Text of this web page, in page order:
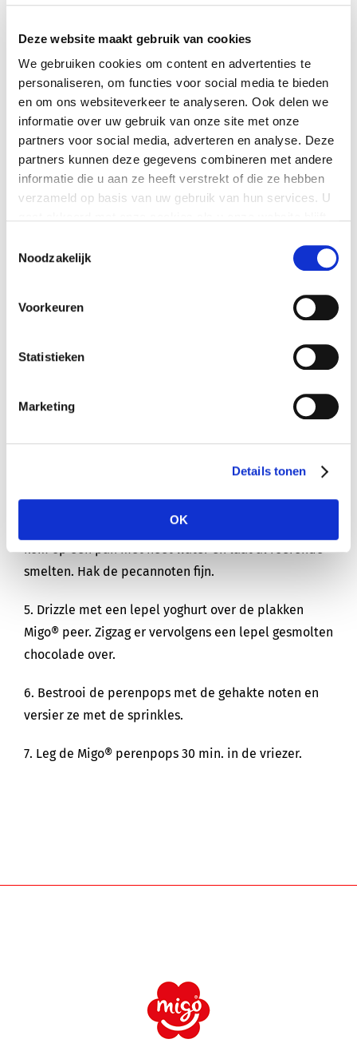
Deze website maakt gebruik van cookies
We gebruiken cookies om content en advertenties te
personaliseren, om functies voor social media te bieden
en om ons websiteverkeer te analyseren. Ook delen we
informatie over uw gebruik van onze site met onze
partners voor social media, adverteren en analyse. Deze
partners kunnen deze gegevens combineren met andere
informatie die u aan ze heeft verstrekt of die ze hebben
verzameld op basis van uw gebruik van hun services. U
Noodzakelijk
Voorkeuren
Statistieken
Marketing
Details tonen
OK
Extra: 12 saté prikkers
Bereidingswijze
12 porties
Bereidingstijd: 25 min
1. Was de Migo® peren en snijd ca. 1 cm van de onder
appelboor het klokhuis uit.
2. Snijd beide peren in ca. 6 plakken van ongeveer 1
3. Steek saté pikkers door de plakken peer, leg ze op
4. Hak de chocolade fijn en doe in een kom. Zet de
kom op een pan met heet water en laat al roerende
smelten. Hak de pecannoten fijn.
5. Drizzle met een lepel yoghurt over de plakken
Migo® peer. Zigzag er vervolgens een lepel gesmolten
chocolade over.
6. Bestrooi de perenpops met de gehakte noten en
versier ze met de sprinkles.
7. Leg de Migo® perenpops 30 min. in de vriezer.